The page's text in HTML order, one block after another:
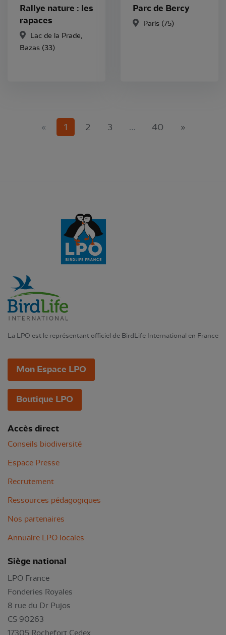
Rallye nature : les
rapaces
Lac de la Prade,
Bazas (33)
Parc de Bercy
Paris (75)
« 1(current)
2 3 … 40 »
La LPO est le représentant officiel de BirdLife International en France
Mon Espace LPO
Boutique LPO
Accès direct
Conseils biodiversité
Espace Presse
Recrutement
Ressources pédagogiques
Nos partenaires
Annuaire LPO locales
Siège national
LPO France
Fonderies Royales
8 rue du Dr Pujos
CS 90263
17305 Rochefort Cedex